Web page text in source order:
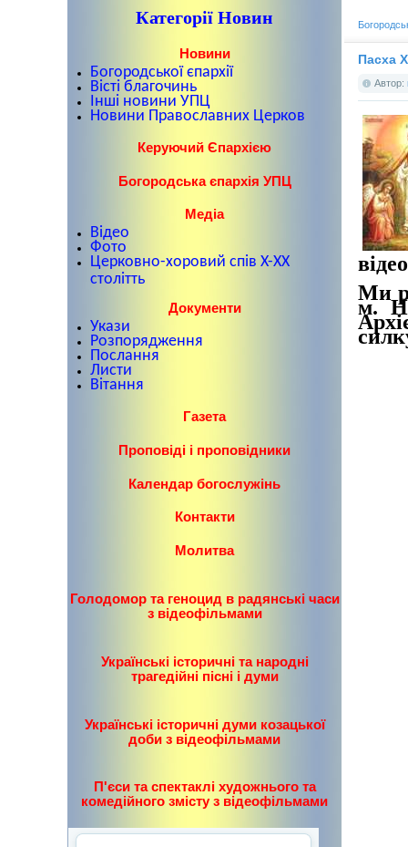
Категорії Новин
Новини
Богородської єпархії
Вісті благочинь
Інші новини УПЦ
Новини Православних Церков
Керуючий Єпархією
Богородська єпархія УПЦ
Медіа
Відео
Фото
Церковно-хоровий спів X-XX
столітть
Документи
Укази
Розпорядження
Послання
Листи
Вітання
Газета
Проповіді і проповідники
Календар богослужінь
Контакти
Молитва
Голодомор та геноцид в радянські часи
з відеофільмами
Українські історичні та народні
трагедійні пісні і думи
Українські історичні думи козацької
доби з відеофільмами
П'єси та спектаклі художнього та
комедійного змісту з відеофільмами
Пасха
Автор:
Ми
м.